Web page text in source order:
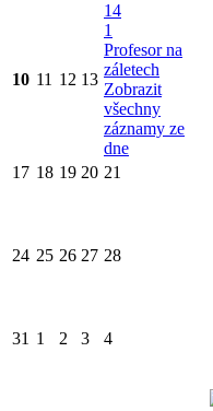
10 11 12 13
14
1
Profesor na
záletech
Zobrazit
všechny
záznamy ze
dne
17 18 19 20 21
24 25 26 27 28
31 1 2 3 4